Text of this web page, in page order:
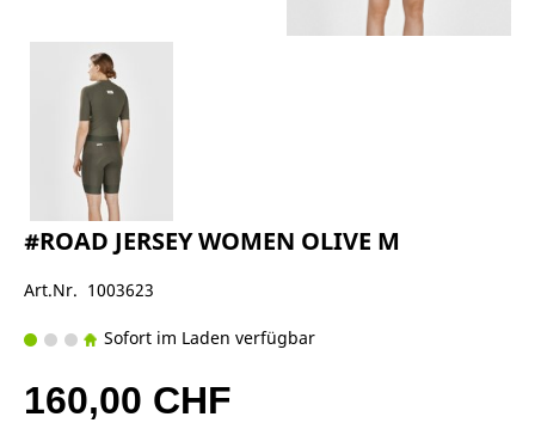
#ROAD JERSEY WOMEN OLIVE M
Art.Nr. 1003623
Sofort im Laden verfügbar
160,00 CHF